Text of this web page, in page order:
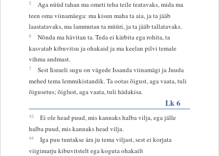
5
Aga nüüd tahan ma ometi teha teile teatavaks, mida ma
teen oma viinamäega: ma kisun maha ta aia, ja ta jääb
laastatavaks, ma lammutan ta müüri, ja ta jääb tallatavaks.
6
Nõnda ma hävitan ta. Teda ei kärbita ega rohita, ta
kasvatab kibuvitsu ja ohakaid ja ma keelan pilvi temale
vihma andmast.
7
Sest Iisraeli sugu on vägede Issanda viinamägi ja Juuda
mehed tema lemmikistandik. Ta ootas õigust, aga vaata, tuli
õigusetus; õiglust, aga vaata, tuli hädakisa.
Lk 6
43
Ei ole head puud, mis kannaks halba vilja, ega jälle
halba puud, mis kannaks head vilja.
44
Iga puu tuntakse ära ju tema viljast, sest ei korjata
viigimarju kibuvitstelt ega koguta ohakailt